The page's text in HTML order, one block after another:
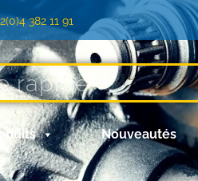
382 11 91
Nouveautés